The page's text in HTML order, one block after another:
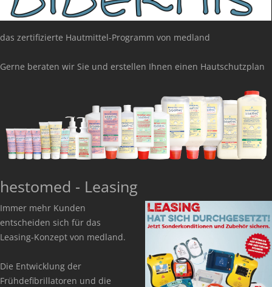
das zertifizierte Hautmittel-Programm von medland
Gerne beraten wir Sie und erstellen Ihnen einen Hautschutzplan
hestomed - Leasing
Immer mehr Kunden
entscheiden sich für das
Leasing-Konzept von medland.
Die Entwicklung der
Frühdefibrillatoren und die